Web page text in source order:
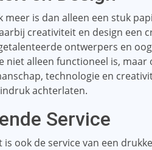
is dan alleen een stuk
creativiteit en design een
ontwerpers en
alleen functioneel is, maar
technologie en
achterlaten.
Service
ook de service van een